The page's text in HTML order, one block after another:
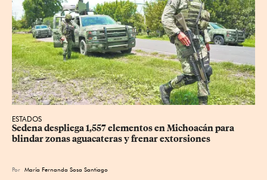
ESTADOS
Sedena despliega 1,557 elementos en Michoacán para
blindar zonas aguacateras y frenar extorsiones
Por María Fernanda Sosa Santiago